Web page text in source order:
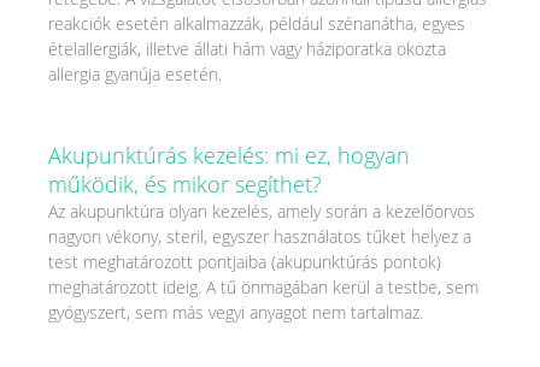
reakciók esetén alkalmazzák, például szénanátha, egyes
ételallergiák, illetve állati hám vagy háziporatka okozta
allergia gyanúja esetén.
Akupunktúrás kezelés: mi ez, hogyan
működik, és mikor segíthet?
Az akupunktúra olyan kezelés, amely során a kezelőorvos
nagyon vékony, steril, egyszer használatos tűket helyez a
test meghatározott pontjaiba (akupunktúrás pontok)
meghatározott ideig. A tű önmagában kerül a testbe, sem
gyógyszert, sem más vegyi anyagot nem tartalmaz.